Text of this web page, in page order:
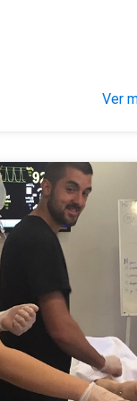
Ver